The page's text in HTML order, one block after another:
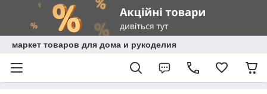
маркет товаров для дома и рукоделия